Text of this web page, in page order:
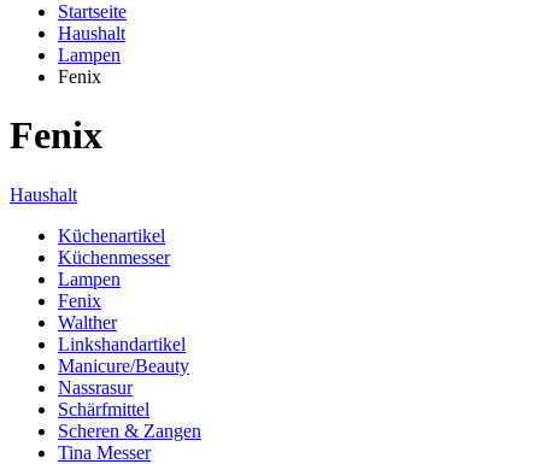
Startseite
Haushalt
Lampen
Fenix
Fenix
Haushalt
Küchenartikel
Küchenmesser
Lampen
Fenix
Walther
Linkshandartikel
Manicure/Beauty
Nassrasur
Schärfmittel
Scheren & Zangen
Tina Messer